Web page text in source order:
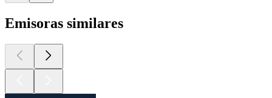
Emisoras similares